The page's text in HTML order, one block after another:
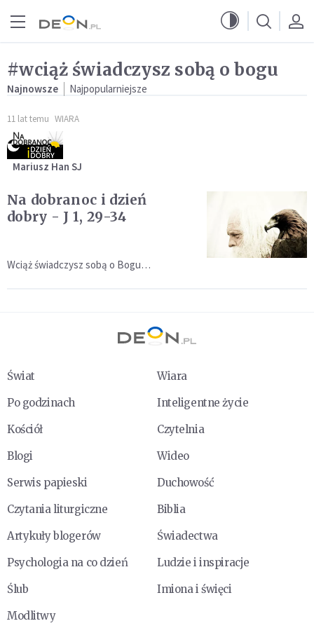
#wciąż świadczysz sobą o bogu
Najnowsze Najpopularniejsze
11 lat temu WIARA
Mariusz Han SJ
Na dobranoc i dzień
dobry - J 1, 29-34
Wciąż świadczysz sobą o Bogu…
Świat
Wiara
Po godzinach
Inteligentne życie
Kościół
Czytelnia
Blogi
Wideo
Serwis papieski
Duchowość
Czytania liturgiczne
Biblia
Artykuły blogerów
Świadectwa
Psychologia na co dzień
Ludzie i inspiracje
Ślub
Imiona i święci
Modlitwy